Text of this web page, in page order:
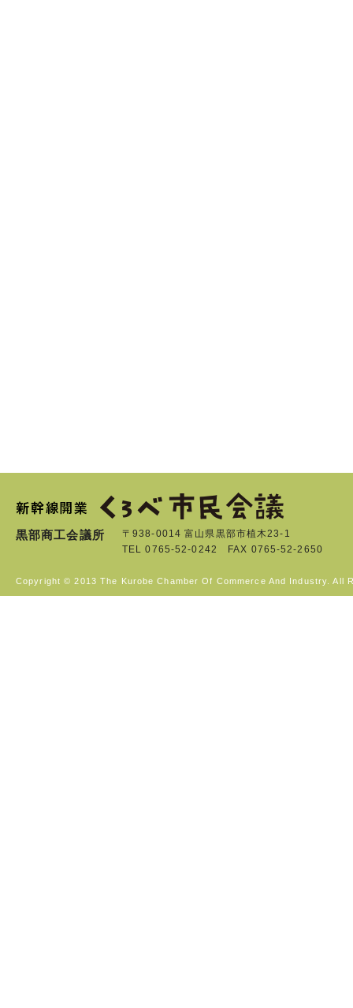
黒部商工会議所
〒938-0014 富山県黒部市植木23-1
TEL 0765-52-0242 FAX 0765-52-2650
Copyright © 2013 The Kurobe Chamber Of Commerce And Industry. All